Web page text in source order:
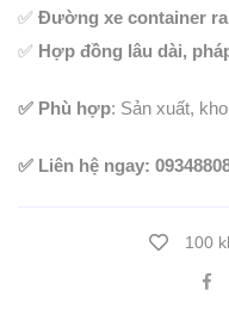
✅ Đường xe container
✅ Hợp đồng lâu dài,
✅ Phù hợp: Sản xuất,
✅ Liên hệ ngay:
100